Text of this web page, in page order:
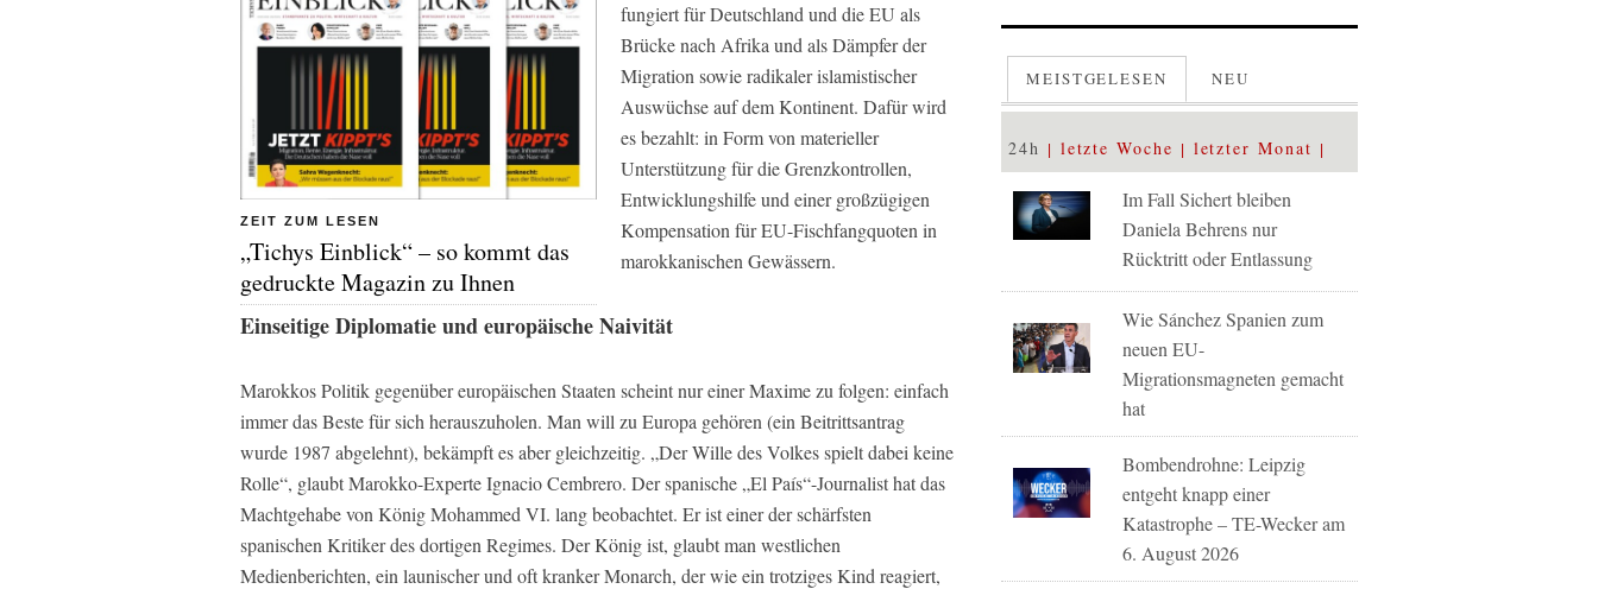
ZEIT ZUM LESEN
„Tichys Einblick“ – so kommt das
gedruckte Magazin zu Ihnen
fungiert für Deutschland und die EU als
Brücke nach Afrika und als Dämpfer der
Migration sowie radikaler islamistischer
Auswüchse auf dem Kontinent. Dafür wird
es bezahlt: in Form von materieller
Unterstützung für die Grenzkontrollen,
Entwicklungshilfe und einer großzügigen
Kompensation für EU-Fischfangquoten in
marokkanischen Gewässern.
Einseitige Diplomatie und europäische Naivität
Marokkos Politik gegenüber europäischen Staaten scheint nur einer Maxime zu folgen: einfach
immer das Beste für sich herauszuholen. Man will zu Europa gehören (ein Beitrittsantrag
wurde 1987 abgelehnt), bekämpft es aber gleichzeitig. „Der Wille des Volkes spielt dabei keine
Rolle“, glaubt Marokko-Experte Ignacio Cembrero. Der spanische „El País“-Journalist hat das
Machtgehabe von König Mohammed VI. lang beobachtet. Er ist einer der schärfsten
spanischen Kritiker des dortigen Regimes. Der König ist, glaubt man westlichen
Medienberichten, ein launischer und oft kranker Monarch, der wie ein trotziges Kind reagiert,
MEISTGELESEN NEU
24h letzte Woche letzter Monat
Im Fall Sichert bleiben
Daniela Behrens nur
Rücktritt oder Entlassung
Wie Sánchez Spanien zum
neuen EU-
Migrationsmagneten gemacht
hat
Bombendrohne: Leipzig
entgeht knapp einer
Katastrophe – TE-Wecker am
6. August 2026